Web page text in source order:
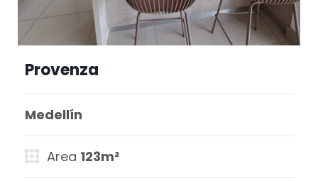
Provenza
Medellín
Area 123m²